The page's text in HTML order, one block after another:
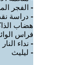
- الفجر
- دراسة
هضاب
فراس
- نداء النار
- ليليث